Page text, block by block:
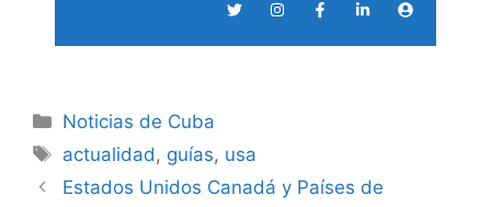
Categories
Noticias de Cuba
Tags
actualidad , guías, usa
Estados Unidos Canadá y Países de